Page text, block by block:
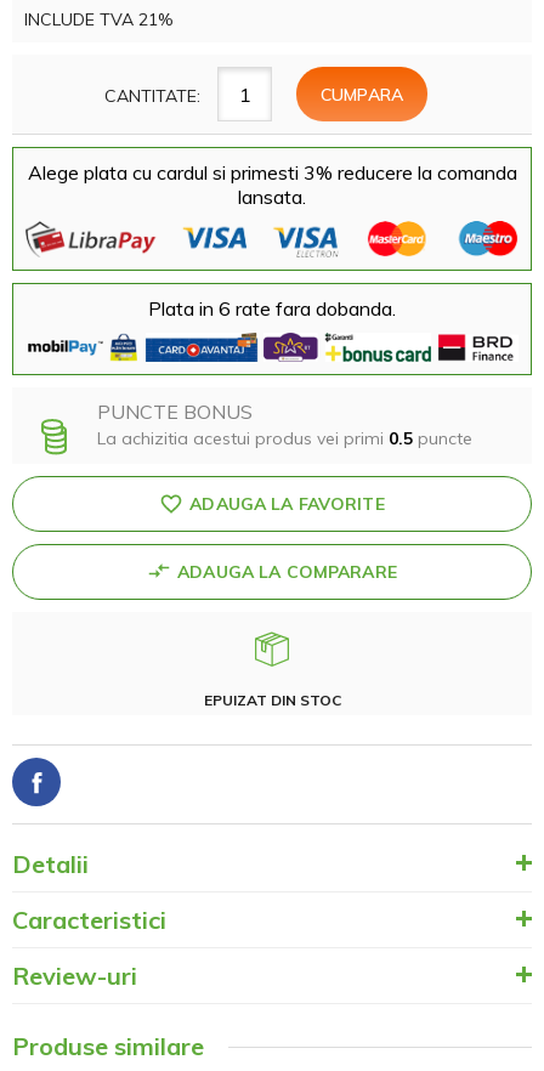
INCLUDE TVA 21%
CANTITATE:
Alege plata cu cardul si primesti 3% reducere la comanda
lansata.
Plata in 6 rate fara dobanda.
PUNCTE BONUS
La achizitia acestui produs vei primi 0.5 puncte
ADAUGA LA FAVORITE
ADAUGA LA COMPARARE
EPUIZAT DIN STOC
Detalii
Caracteristici
Review-uri
Produse similare